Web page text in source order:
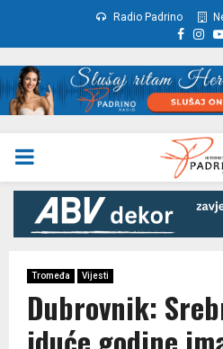
Radio Padrino
PRIMARY
MENU
Tromeđa Vijesti
Dubrovnik: